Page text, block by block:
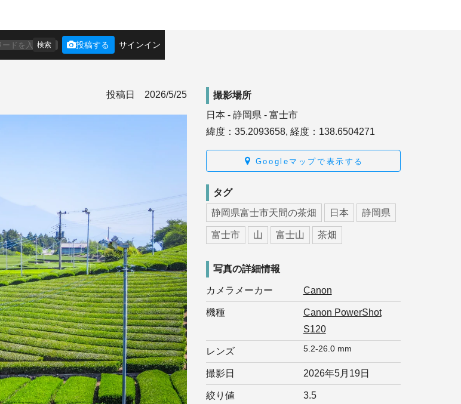
検索 投稿する サインイン
投稿日 2026/5/25
撮影場所
日本 - 静岡県 - 富士市
緯度：35.2093658, 経度：138.6504271
Googleマップで表示する
タグ
静岡県富士市天間の茶畑 日本 静岡県
富士市 山 富士山 茶畑
写真の詳細情報
カメラメーカー Canon
機種
Canon PowerShot
S120
レンズ 5.2-26.0 mm
撮影日 2026年5月19日
絞り値 3.5